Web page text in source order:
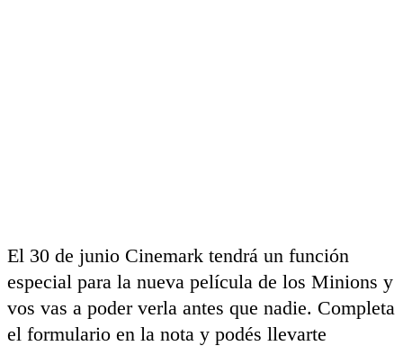
El 30 de junio Cinemark tendrá un función
especial para la nueva película de los Minions y
vos vas a poder verla antes que nadie. Completa
el formulario en la nota y podés llevarte